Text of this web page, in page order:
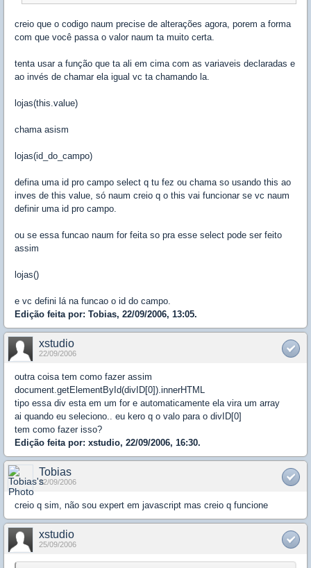
creio que o codigo naum precise de alterações agora, porem a forma
com que você passa o valor naum ta muito certa.
tenta usar a função que ta ali em cima com as variaveis declaradas e
ao invés de chamar ela igual vc ta chamando la.
lojas(this.value)
chama asism
lojas(id_do_campo)
defina uma id pro campo select q tu fez ou chama so usando this ao
inves de this value, só naum creio q o this vai funcionar se vc naum
definir uma id pro campo.
ou se essa funcao naum for feita so pra esse select pode ser feito
assim
lojas()
e vc defini lá na funcao o id do campo.
Edição feita por: Tobias, 22/09/2006, 13:05.
xstudio
22/09/2006
outra coisa tem como fazer assim
document.getElementById(divID[0]).innerHTML
tipo essa div esta em um for e automaticamente ela vira um array
ai quando eu seleciono.. eu kero q o valo para o divID[0]
tem como fazer isso?
Edição feita por: xstudio, 22/09/2006, 16:30.
Tobias
22/09/2006
creio q sim, não sou expert em javascript mas creio q funcione
xstudio
25/09/2006